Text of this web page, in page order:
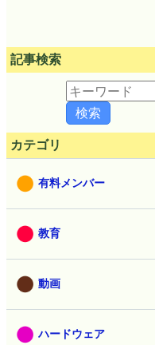
記事検索
カテゴリ
有料メンバー
教育
動画
ハードウェア